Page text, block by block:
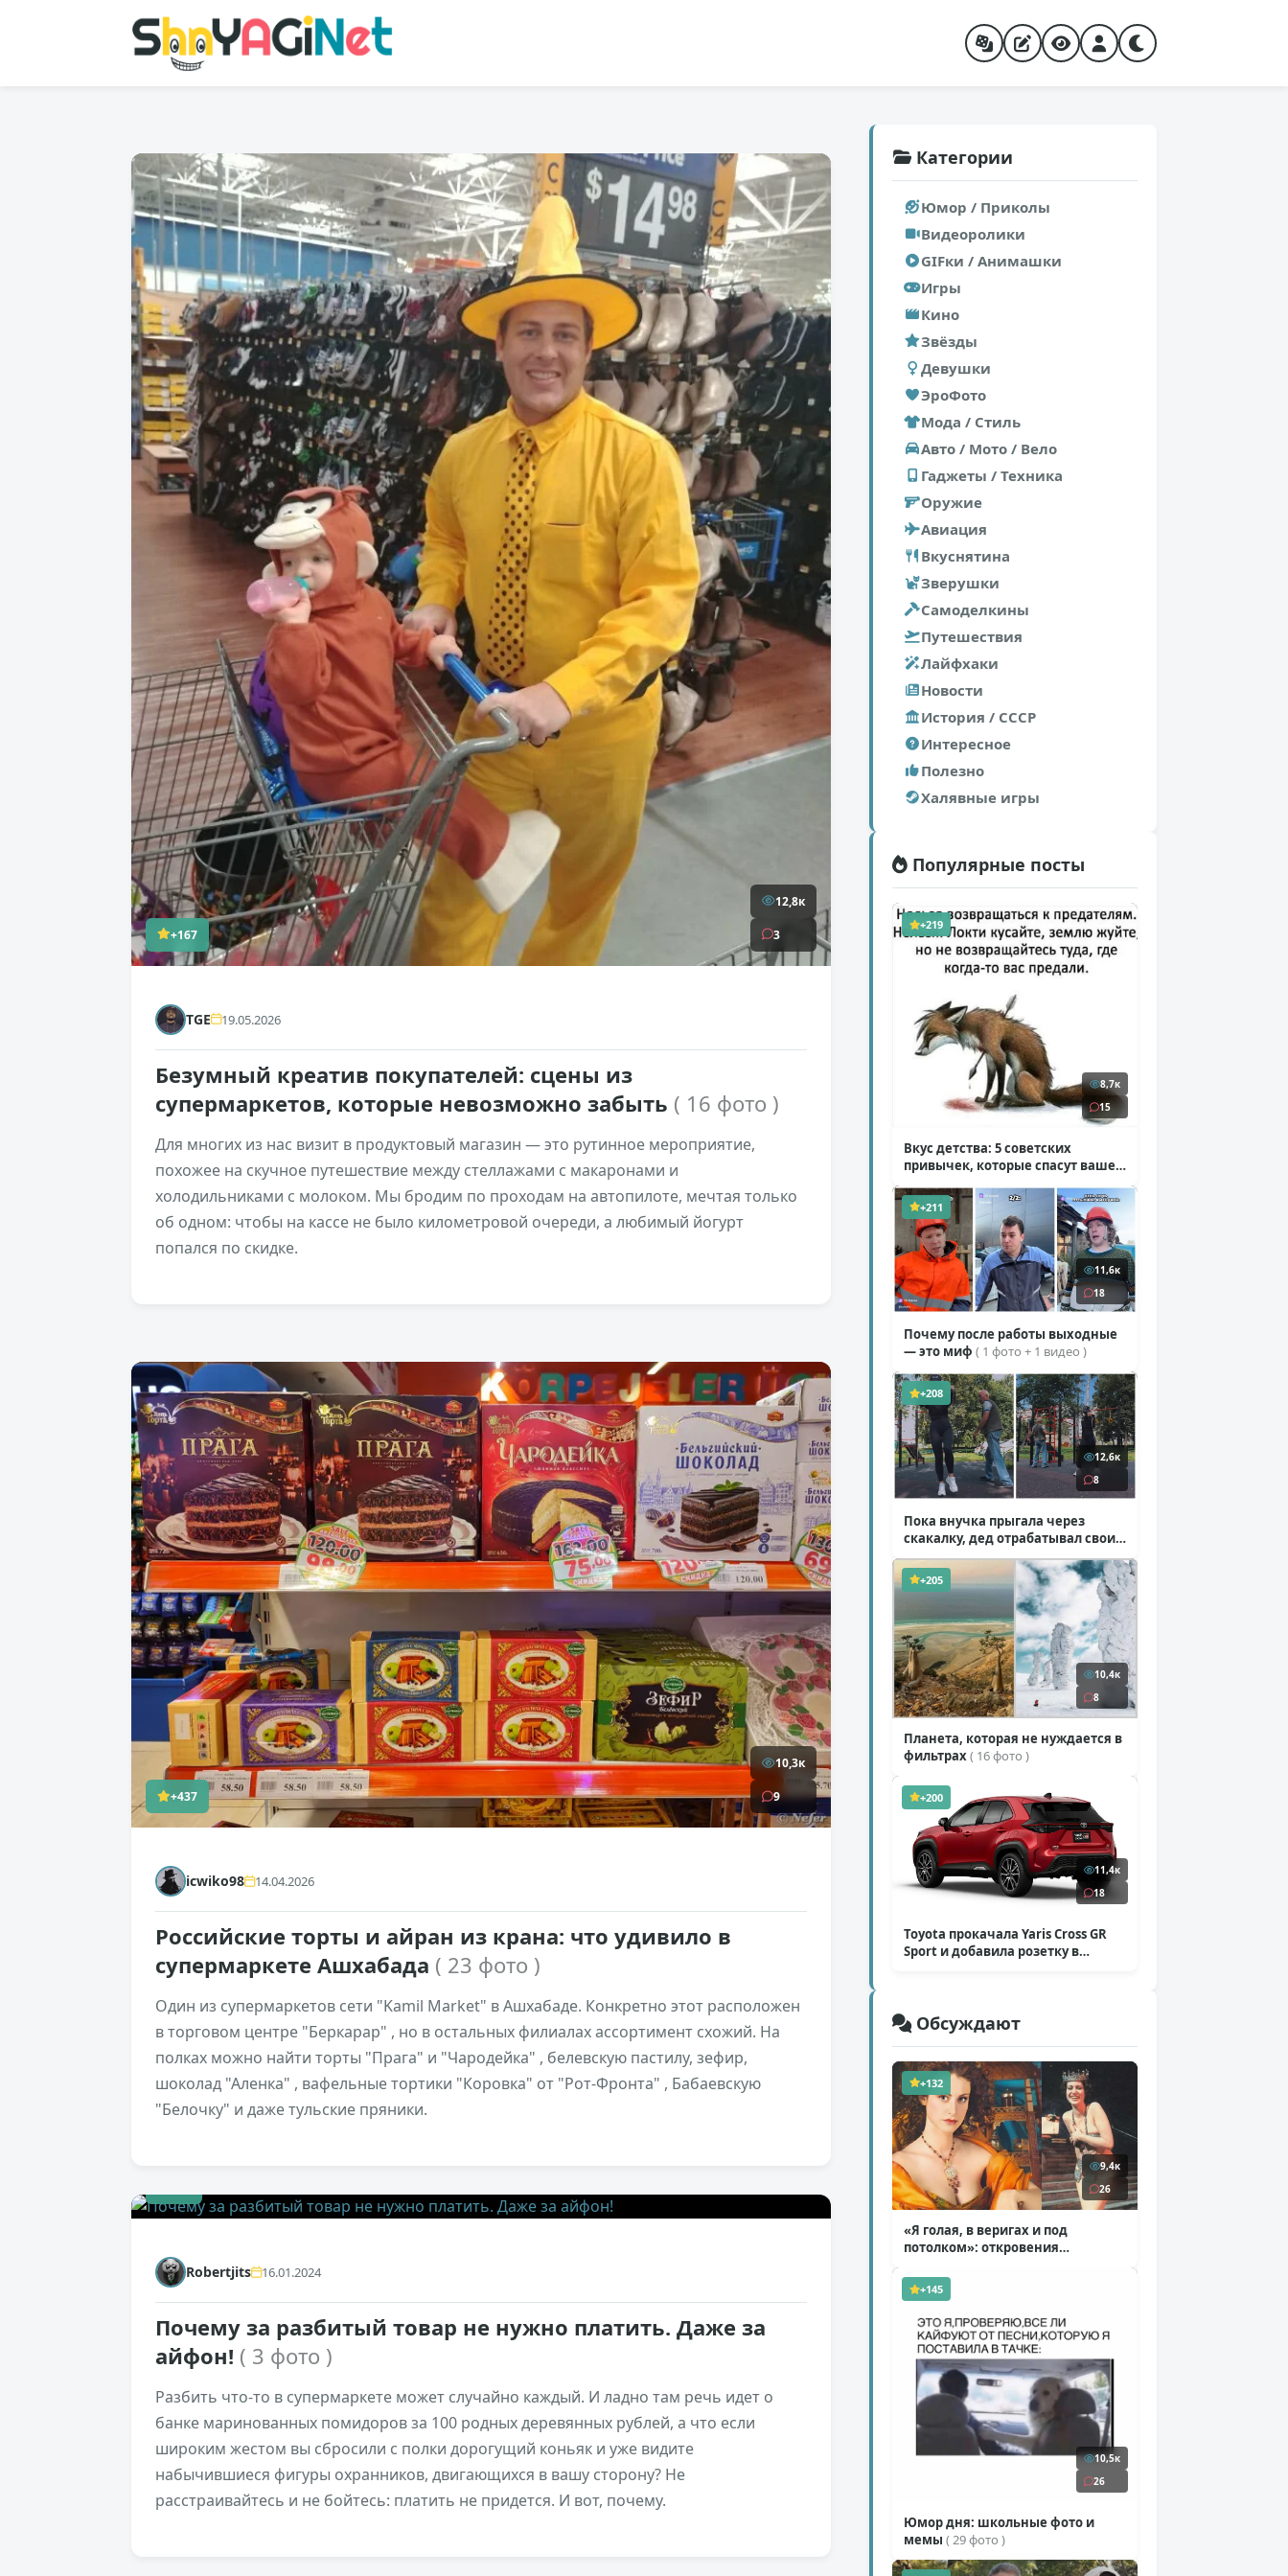
+167
12,8к
3
TGE 19.05.2026
Безумный креатив покупателей: сцены из
супермаркетов, которые невозможно забыть ( 16 фото )
Для многих из нас визит в продуктовый магазин — это рутинное мероприятие,
похожее на скучное путешествие между стеллажами с макаронами и
холодильниками с молоком. Мы бродим по проходам на автопилоте, мечтая только
об одном: чтобы на кассе не было километровой очереди, а любимый йогурт
попался по скидке.
+437
10,3к
9
icwiko98 14.04.2026
Российские торты и айран из крана: что удивило в
супермаркете Ашхабада ( 23 фото )
Один из супермаркетов сети "Kamil Market" в Ашхабаде. Конкретно этот расположен
в торговом центре "Беркарар" , но в остальных филиалах ассортимент схожий. На
полках можно найти торты "Прага" и "Чародейка" , белевскую пастилу, зефир,
шоколад "Аленка" , вафельные тортики "Коровка" от "Рот-Фронта" , Бабаевскую
"Белочку" и даже тульские пряники.
Robertjits 16.01.2024
Почему за разбитый товар не нужно платить. Даже за
айфон! ( 3 фото )
Разбить что-то в супермаркете может случайно каждый. И ладно там речь идет о
банке маринованных помидоров за 100 родных деревянных рублей, а что если
широким жестом вы сбросили с полки дорогущий коньяк и уже видите
набычившиеся фигуры охранников, двигающихся в вашу сторону? Не
расстраивайтесь и не бойтесь: платить не придется. И вот, почему.
Категории
Юмор / Приколы
Видеоролики
GIFки / Анимашки
Игры
Кино
Звёзды
Девушки
ЭроФото
Мода / Стиль
Авто / Мото / Вело
Гаджеты / Техника
Оружие
Авиация
Вкуснятина
Зверушки
Самоделкины
Путешествия
Лайфхаки
Новости
История / СССР
Интересное
Полезно
Халявные игры
Популярные посты
+219
8,7к
15
Вкус детства: 5 советских
привычек, которые спасут ваше
+211
11,6к
18
Почему после работы выходные
— это миф ( 1 фото + 1 видео )
+208
12,6к
8
Пока внучка прыгала через
скакалку, дед отрабатывал свои
секретные приемы
( 1 фото + 1 видео )
+205
10,4к
8
Планета, которая не нуждается в
фильтрах ( 16 фото )
+200
11,4к
18
Toyota прокачала Yaris Cross GR
Sport и добавила розетку в
Обсуждают
+132
9,4к
26
«Я голая, в веригах и под
потолком»: откровения
( 11 фото )
+145
10,5к
26
Юмор дня: школьные фото и
мемы ( 29 фото )